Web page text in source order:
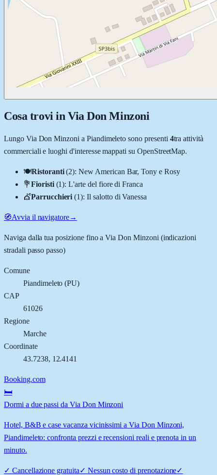
Cosa trovi in Via Don Minzoni
Lungo Via Don Minzoni a Piandimeleto sono presenti 4tra attività
commerciali e luoghi d'interesse mappati su OpenStreetMap.
🍽️Ristoranti (2):New American Bar, Tony e Rosy
💐Fioristi (1):L'arte del fiore di Franca
💇Parrucchieri (1):Il salotto di Vanessa
🧭Avvia il navigatore→
Naviga dalla tua posizione fino aVia Don Minzoni (indicazioni
stradali passo passo)
Comune
Piandimeleto (PU)
CAP
61026
Regione
Marche
Coordinate
43.7238, 12.4141
Booking.com
🛏️
Dormi a due passi da Via Don Minzoni
Hotel, B&B e case vacanza vicinissimi a Via Don Minzoni,
Piandimeleto: confronta prezzi e recensioni reali e prenota in un
minuto.
✓ Cancellazione gratuita✓ Nessun costo di prenotazione✓